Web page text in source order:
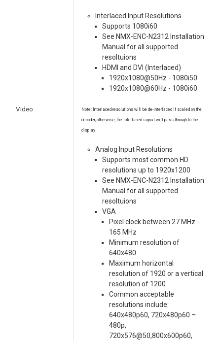
Video
Interlaced Input Resolutions
Supports 1080i60
See NMX-ENC-N2312 Installation
Manual for all supported
resoltuions
HDMI and DVI (Interlaced)
1920x1080@50Hz - 1080i50
1920x1080@60Hz - 1080i60
Note: Interlaced resolutions will be de-interlaced if scaled on the
decoder; otherwise, the interlaced signal will pass through to the
display
Analog Input Resolutions
Supports most common HD
resolutions up to 1920x1200
See NMX-ENC-N2312 Installation
Manual for all supported
resoltuions
VGA
Pixel clock between 27 MHz -
165 MHz
Minimum resolution of
640x480
Maximum horizontal
resolution of 1920 or a vertical
resolution of 1200
Common acceptable
resolutions include:
640x480p60, 720x480p60 –
480p,
720x576@50,800x600p60,